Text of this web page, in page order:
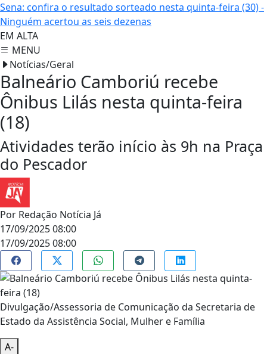
Sena: confira o resultado sorteado nesta quinta-feira (30) -
Ninguém acertou as seis dezenas
EM ALTA
MENU
Notícias/Geral
Balneário Camboriú recebe
Ônibus Lilás nesta quinta-feira
(18)
Atividades terão início às 9h na Praça
do Pescador
Por Redação Notícia Já
17/09/2025 08:00
17/09/2025 08:00
Divulgação/Assessoria de Comunicação da Secretaria de
Estado da Assistência Social, Mulher e Família
A-